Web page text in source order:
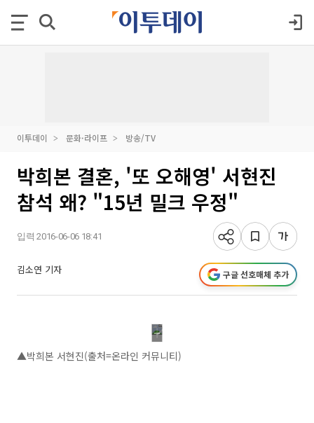
이투데이 문화·라이프 방송/TV
박희본 결혼, '또 오해영' 서현진
참석 왜? "15년 밀크 우정"
입력 2016-06-06 18:41
김소연 기자 구글 선호매체 추가
▲박희본 서현진(출처=온라인 커뮤니티)